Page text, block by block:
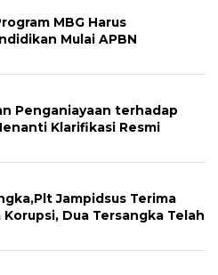
MBG Harus
Mulai APBN
Penganiayaan terhadap
Klarifikasi Resmi
Jampidsus Terima
Dua Tersangka Telah